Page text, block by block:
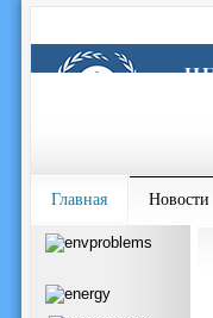
Главная Новости